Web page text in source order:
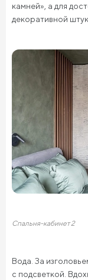
камней», а для
декоративной
Спальня-кабинет 2
Вода. За
с подсветкой.